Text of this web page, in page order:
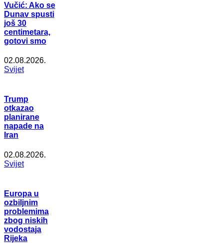
Vučić: Ako se
Dunav spusti
još 30
centimetara,
gotovi smo
02.08.2026.
Svijet
Trump
otkazao
planirane
napade na
Iran
02.08.2026.
Svijet
Europa u
ozbiljnim
problemima
zbog niskih
vodostaja
Rijeka